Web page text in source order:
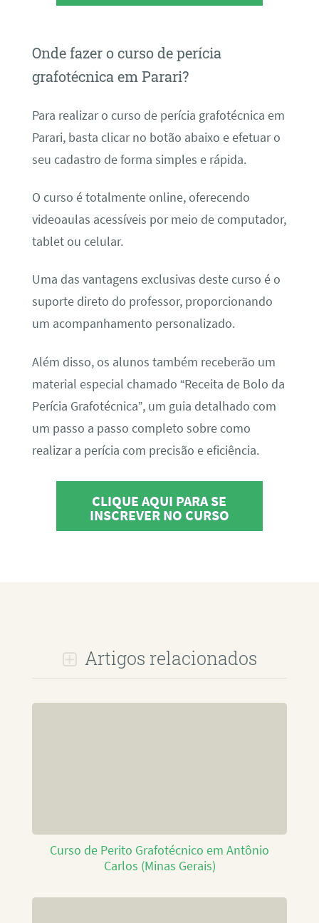
Onde fazer o curso de perícia
grafotécnica em Parari?
Para realizar o curso de perícia grafotécnica em
Parari, basta clicar no botão abaixo e efetuar o
seu cadastro de forma simples e rápida.
O curso é totalmente online, oferecendo
videoaulas acessíveis por meio de computador,
tablet ou celular.
Uma das vantagens exclusivas deste curso é o
suporte direto do professor, proporcionando
um acompanhamento personalizado.
Além disso, os alunos também receberão um
material especial chamado “Receita de Bolo da
Perícia Grafotécnica”, um guia detalhado com
um passo a passo completo sobre como
realizar a perícia com precisão e eficiência.
CLIQUE AQUI PARA SE
INSCREVER NO CURSO
Artigos relacionados
Curso de Perito Grafotécnico em Antônio
Carlos (Minas Gerais)